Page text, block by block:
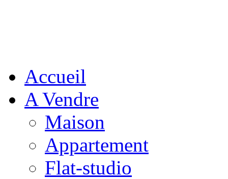
Accueil
A Vendre
Maison
Appartement
Flat-studio